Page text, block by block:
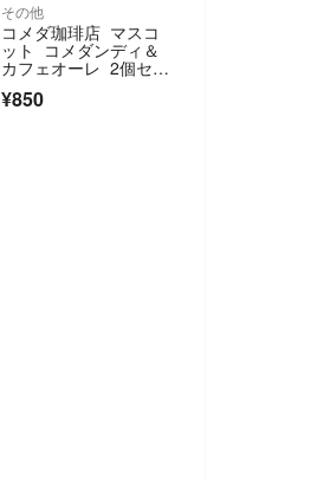
その他
コメダ珈琲店 マスコ
ット コメダンディ＆
カフェオーレ 2個セッ
¥850